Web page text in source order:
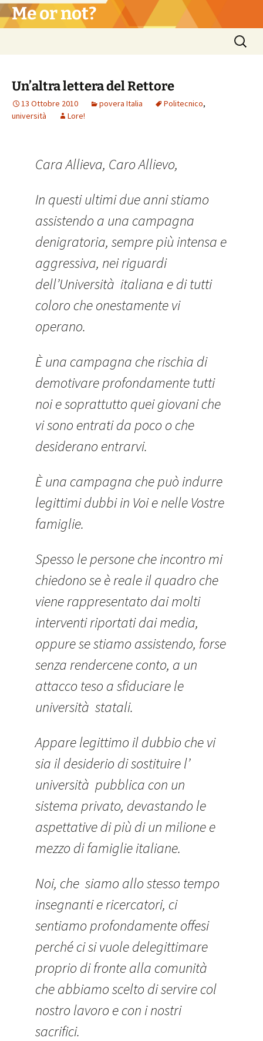
Vai
al Me or not?
Ricerca
per:
Un’altra lettera del Rettore
13 Ottobre 2010 povera Italia Politecnico,
università
Lore!
Cara Allieva, Caro Allievo,
In questi ultimi due anni stiamo
assistendo a una campagna
denigratoria, sempre più intensa e
aggressiva, nei riguardi
dell’Università italiana e di tutti
coloro che onestamente vi
operano.
È una campagna che rischia di
demotivare profondamente tutti
noi e soprattutto quei giovani che
vi sono entrati da poco o che
desiderano entrarvi.
È una campagna che può indurre
legittimi dubbi in Voi e nelle Vostre
famiglie.
Spesso le persone che incontro mi
chiedono se è reale il quadro che
viene rappresentato dai molti
interventi riportati dai media,
oppure se stiamo assistendo, forse
senza rendercene conto, a un
attacco teso a sfiduciare le
università statali.
Appare legittimo il dubbio che vi
sia il desiderio di sostituire l’
università pubblica con un
sistema privato, devastando le
aspettative di più di un milione e
mezzo di famiglie italiane.
Noi, che siamo allo stesso tempo
insegnanti e ricercatori, ci
sentiamo profondamente offesi
perché ci si vuole delegittimare
proprio di fronte alla comunità
che abbiamo scelto di servire col
nostro lavoro e con i nostri
sacrifici.